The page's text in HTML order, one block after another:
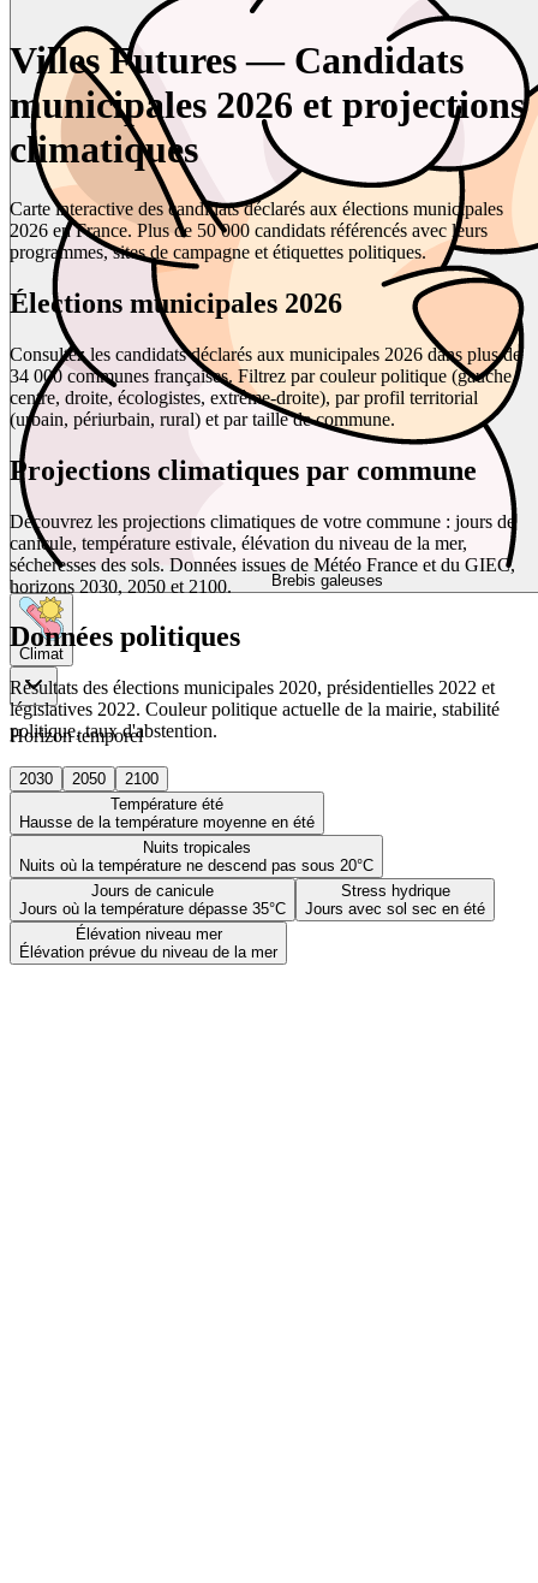
Brebis galeuses
Climat
Horizon temporel
2030 2050
2100
Température été
Hausse de la température moyenne en été
Nuits tropicales
Nuits où la température ne descend pas sous 20°C
Jours de canicule
Jours où la température dépasse 35°C
Stress hydrique
Jours avec sol sec en été
Élévation niveau mer
Élévation prévue du niveau de la mer
Villes Futures — Candidats
municipales 2026 et projections
climatiques
Carte interactive des candidats déclarés aux élections municipales
2026 en France. Plus de 50 000 candidats référencés avec leurs
programmes, sites de campagne et étiquettes politiques.
Élections municipales 2026
Consultez les candidats déclarés aux municipales 2026 dans plus de
34 000 communes françaises. Filtrez par couleur politique (gauche,
centre, droite, écologistes, extrême-droite), par profil territorial
(urbain, périurbain, rural) et par taille de commune.
Projections climatiques par commune
Découvrez les projections climatiques de votre commune : jours de
canicule, température estivale, élévation du niveau de la mer,
sécheresses des sols. Données issues de Météo France et du GIEC,
horizons 2030, 2050 et 2100.
Données politiques
Résultats des élections municipales 2020, présidentielles 2022 et
législatives 2022. Couleur politique actuelle de la mairie, stabilité
politique, taux d'abstention.